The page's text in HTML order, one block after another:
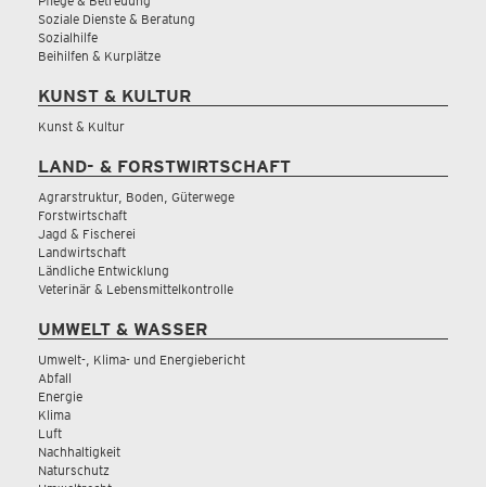
Soziale Dienste & Beratung
Sozialhilfe
Beihilfen & Kurplätze
KUNST & KULTUR
Kunst & Kultur
LAND- & FORSTWIRTSCHAFT
Agrarstruktur, Boden, Güterwege
Forstwirtschaft
Jagd & Fischerei
Landwirtschaft
Ländliche Entwicklung
Veterinär & Lebensmittelkontrolle
UMWELT & WASSER
Umwelt-, Klima- und Energiebericht
Abfall
Energie
Klima
Luft
Nachhaltigkeit
Naturschutz